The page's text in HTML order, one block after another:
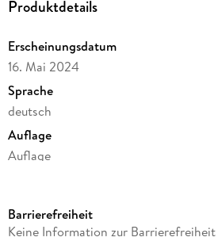
Produktdetails
Erscheinungsdatum
16. Mai 2024
Sprache
deutsch
Auflage
Auflage
Dateigröße
Barrierefreiheit
Keine Information zur